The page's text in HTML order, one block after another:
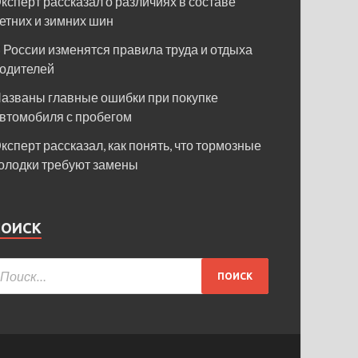
и зимних шин
России изменятся правила труда и отдыха
главные ошибки при покупке
с пробегом
рассказал, как понять, что тормозные
требуют замены